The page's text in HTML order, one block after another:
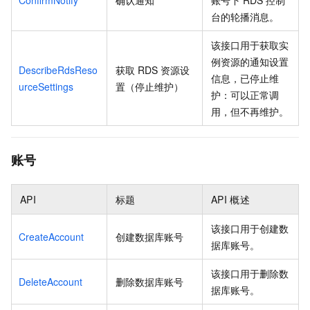
台的轮播消息。
DescribeRdsReso
urceSettings
获取 RDS 资源设
置（停止维护）
该接口用于获取实
例资源的通知设置
信息，已停止维
护：可以正常调
用，但不再维护。
账号
API 标题 API 概述
CreateAccount 创建数据库账号
该接口用于创建数
据库账号。
DeleteAccount 删除数据库账号
该接口用于删除数
据库账号。